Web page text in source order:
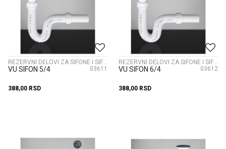
REZERVNI DELOVI ZA SIFONE I SIFONI
03611
VU SIFON 5/4
388,00 RSD
REZERVNI DELOVI ZA SIFONE I SIFONI
03612
VU SIFON 6/4
388,00 RSD